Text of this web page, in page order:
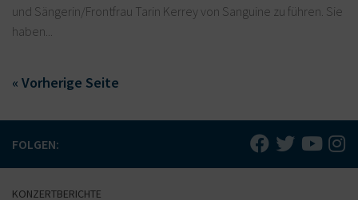
und Sängerin/Frontfrau Tarin Kerrey von Sanguine zu führen. Sie
haben...
« Vorherige Seite
FOLGEN:
KONZERTBERICHTE